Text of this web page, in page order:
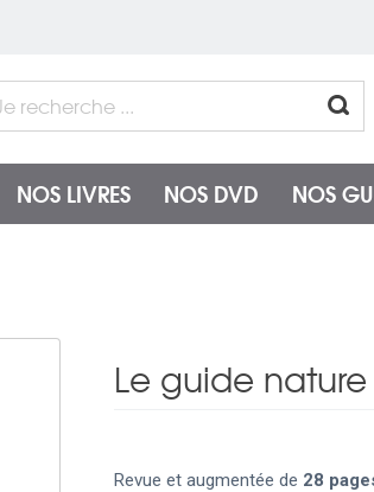
NOS LIVRES NOS DVD NOS
Le guide
Revue et augmentée de 28